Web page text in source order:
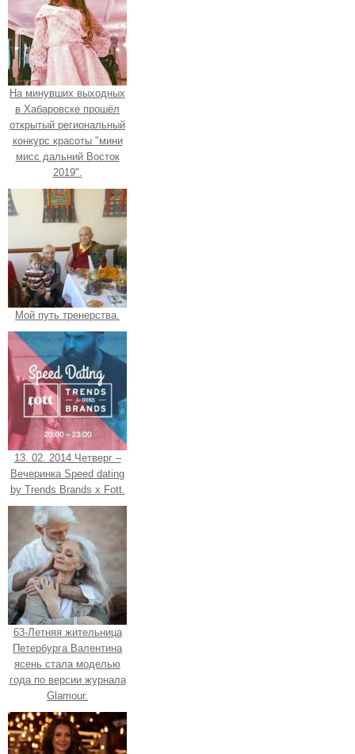
На минувших выходных
в Хабаровске прошёл
открытый региональный
конкурс красоты "мини
мисс дальний Восток
2019".
Мой путь тренерства.
13. 02. 2014 Четверг –
Вечеринка Speed dating
by Trends Brands x Fott.
63-Летняя жительница
Петербурга Валентина
ясень стала моделью
года по версии журнала
Glamour.